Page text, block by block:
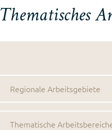
Thematisches